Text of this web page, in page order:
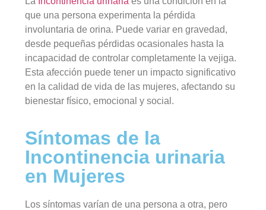
que una persona experimenta la pérdida
involuntaria de orina. Puede variar en gravedad,
desde pequeñas pérdidas ocasionales hasta la
incapacidad de controlar completamente la vejiga.
Esta afección puede tener un impacto significativo
en la calidad de vida de las mujeres, afectando su
bienestar físico, emocional y social.
Síntomas de la
Incontinencia urinaria
en Mujeres
Los síntomas varían de una persona a otra, pero